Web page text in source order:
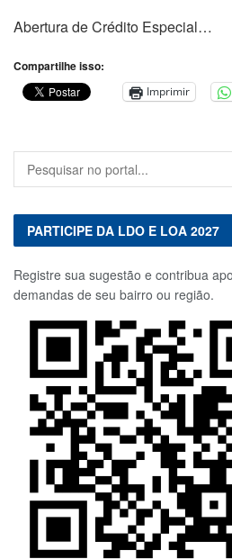
Abertura de Crédito Especial…
Compartilhe isso:
Imprimir
PARTICIPE DA LDO E LOA 2027
Registre sua sugestão e contribua
demandas de seu bairro ou região.